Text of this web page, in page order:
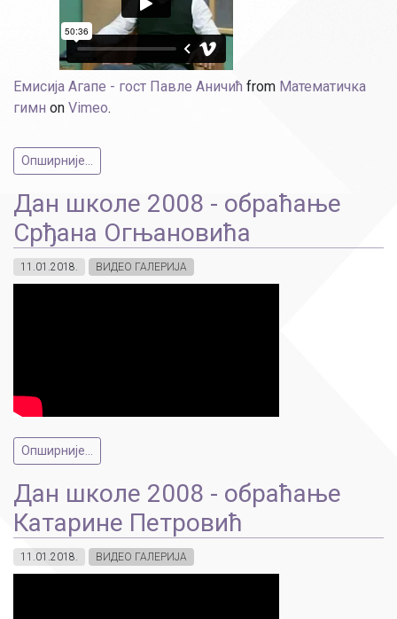
Емисија Агапе - гост Павле Аничић from Математичка
гимн on Vimeo.
Опширније...
Дан школе 2008 - обраћање
Срђана Огњановића
11.01.2018. ВИДЕО ГАЛЕРИЈА
Опширније...
Дан школе 2008 - обраћање
Катарине Петровић
11.01.2018. ВИДЕО ГАЛЕРИЈА